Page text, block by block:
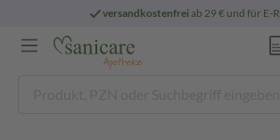
versandkostenfreiab 29 € und für E-